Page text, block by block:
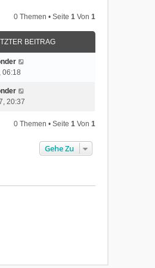
0 Themen • Seite 1Von 1
BEITRAG
06:18
20:37
0 Themen • Seite 1Von 1
Gehe Zu